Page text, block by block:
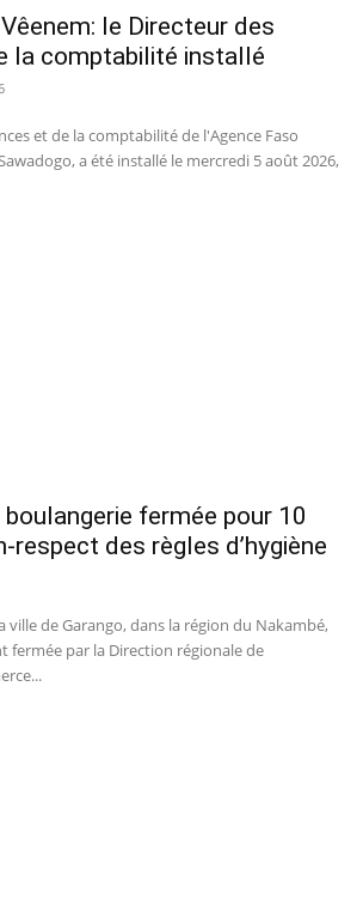
le Directeur des
la comptabilité installé
et de la comptabilité de l'Agence Faso
a été installé le mercredi 5 août 2026,
boulangerie fermée pour 10
respect des règles d’hygiène
ville de Garango, dans la région du Nakambé,
fermée par la Direction régionale de